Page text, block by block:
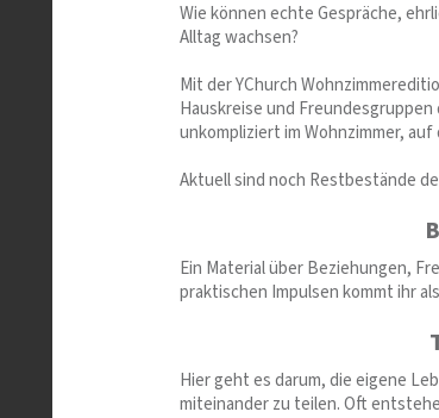
Wie können echte Gespräche,
Alltag wachsen?
Mit der YChurch
Hauskreise und
unkompliziert im Wohnzimmer,
Aktuell sind noch Restbestände
Ein Material über Beziehungen,
praktischen Impulsen kommt ihr
Hier geht es darum, die eigene
miteinander zu teilen. Oft